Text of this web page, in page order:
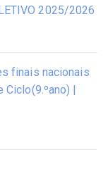
2025/2026
finais nacionais
|